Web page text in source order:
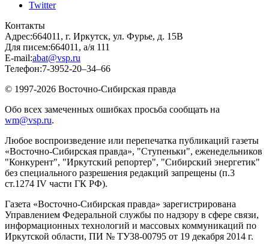
Twitter
Контакты
Адрес:664011, г. Иркутск, ул. Фурье, д. 15В
Для писем:664011, а/я 111
E-mail:abat@vsp.ru
Телефон:7-3952-20–34–66
© 1997-2026 Восточно-Сибирская правда
Обо всех замеченных ошибках просьба сообщать на
wm@vsp.ru.
Любое воспроизведение или перепечатка публикаций газеты
«Восточно-Сибирская правда», "Ступеньки", еженедельников
"Конкурент", "Иркутский репортер", "Сибирский энергетик"
без специального разрешения редакций запрещены (п.3
ст.1274 IV части ГК РФ).
Газета «Восточно-Сибирская правда» зарегистрирована
Управлением Федеральной службы по надзору в сфере связи,
информационных технологий и массовых коммуникаций по
Иркутской области, ПИ № ТУ38-00795 от 19 декабря 2014 г.